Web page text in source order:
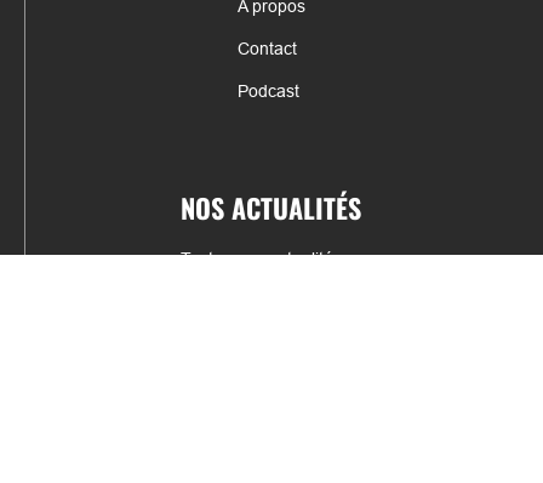
A propos
Contact
Podcast
NOS ACTUALITÉS
Toutes nos actualités